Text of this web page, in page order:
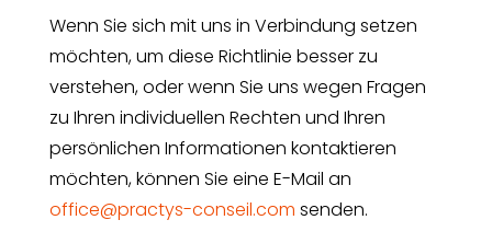
Wenn Sie sich mit uns in Verbindung setzen
möchten, um diese Richtlinie besser zu
verstehen, oder wenn Sie uns wegen Fragen
zu Ihren individuellen Rechten und Ihren
persönlichen Informationen kontaktieren
möchten, können Sie eine E-Mail an
office@practys-conseil.com senden.